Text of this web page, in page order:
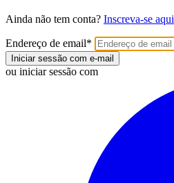
Ainda não tem conta? Inscreva-se aqui
Endereço de email*
Iniciar sessão com e-mail
ou iniciar sessão com